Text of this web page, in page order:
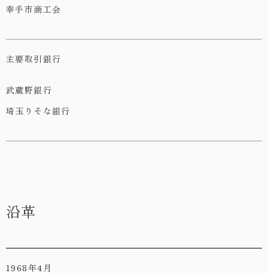
幸手市商工会
主要取引銀行
武蔵野銀行
埼玉りそな銀行
沿革
1968年4月